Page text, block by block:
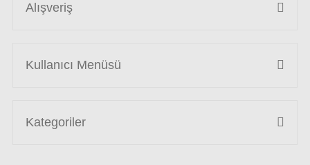
Alışveriş
Kullanıcı Menüsü
Kategoriler